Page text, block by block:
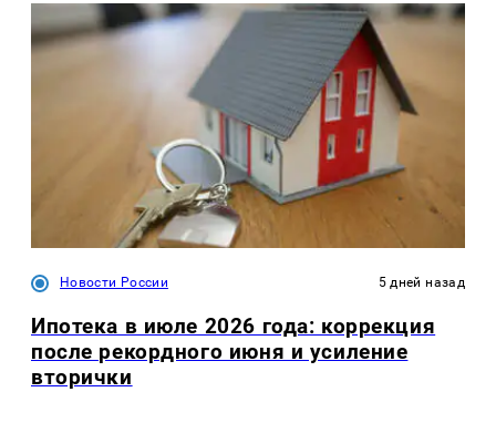
Новости России 5 дней назад
Ипотека в июле 2026 года: коррекция
после рекордного июня и усиление
вторички